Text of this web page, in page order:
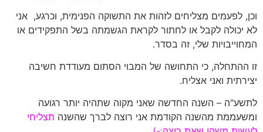
וכן, לפעמים מצליחים לזהות את התשוקה הפנימית, וכרגע, אני
לא יכולה לקבל או לחתור לקראת הגשמתה בשל התפקידים או
המחוייבויות שלי, זה בסדר.
זו ההתחלה, כי התחושה של המבוי הסתום מעודדת חשיבה
יצירתית ואני אצליח.
לתשע"ה – השנה החדשה שאני מקוה שתהיה יותר רגועה
ומשעממת מהשנה הקודמת אני רוצה לברך שהשנה תצליחי